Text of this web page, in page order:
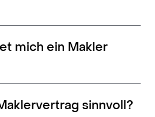
mich ein Makler
sinnvoll?